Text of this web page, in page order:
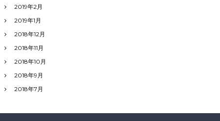
2019年2月
2019年1月
2018年12月
2018年11月
2018年10月
2018年9月
2018年7月